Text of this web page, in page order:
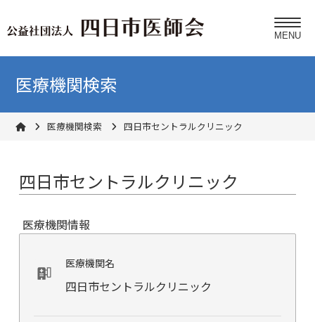
医療機関検索
医療機関検索 四日市セントラルクリニック
四日市セントラルクリニック
医療機関情報
医療機関名
四日市セントラルクリニック